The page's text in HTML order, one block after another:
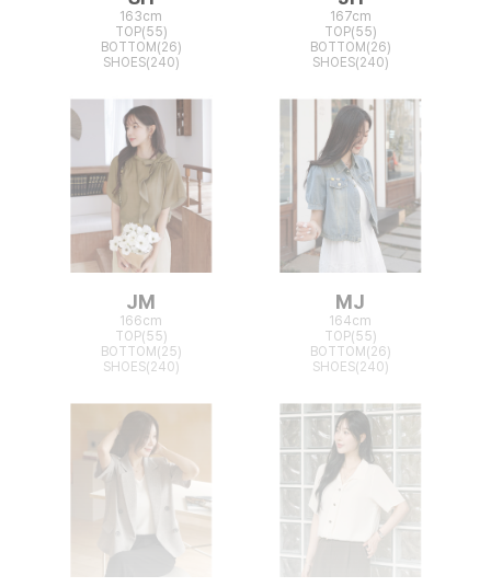
163cm
TOP(55)
BOTTOM(26)
SHOES(240)
167cm
TOP(55)
BOTTOM(26)
SHOES(240)
JM
166cm
TOP(55)
BOTTOM(25)
SHOES(240)
MJ
164cm
TOP(55)
BOTTOM(26)
SHOES(240)